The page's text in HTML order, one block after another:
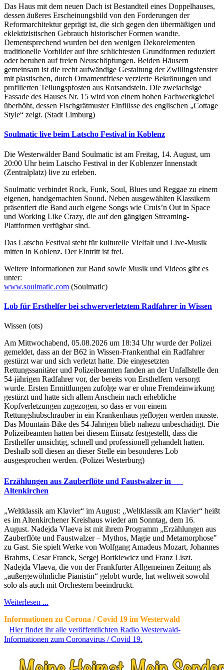
Das Haus mit dem neuen Dach ist Bestandteil eines Doppelhauses,
dessen äußeres Erscheinungsbild von den Forderungen der
Reformarchitektur geprägt ist, die sich gegen den übermäßigen und
eklektizistischen Gebrauch historischer Formen wandte.
Dementsprechend wurden bei den wenigen Dekorelementen
traditionelle Vorbilder auf ihre schlichtesten Grundformen reduziert
oder beruhen auf freien Neuschöpfungen. Beiden Häusern
gemeinsam ist die recht aufwändige Gestaltung der Zwillingsfenster
mit plastischen, durch Ornamentfriese verzierte Bekrönungen und
profilierten Teilungspfosten aus Rotsandstein. Die zweiachsige
Fassade des Hauses Nr. 15 wird von einem hohen Fachwerkgiebel
überhöht, dessen Fischgrätmuster Einflüsse des englischen „Cottage
Style“ zeigt. (Stadt Limburg)
Soulmatic live beim Latscho Festival in Koblenz
Die Westerwälder Band Soulmatic ist am Freitag, 14. August, um
20:00 Uhr beim Latscho Festival in der Koblenzer Innenstadt
(Zentralplatz) live zu erleben.
Soulmatic verbindet Rock, Funk, Soul, Blues und Reggae zu einem
eigenen, handgemachten Sound. Neben ausgewählten Klassikern
präsentiert die Band auch eigene Songs wie Cruis’n Out in Space
und Working Like Crazy, die auf den gängigen Streaming-
Plattformen verfügbar sind.
Das Latscho Festival steht für kulturelle Vielfalt und Live-Musik
mitten in Koblenz. Der Eintritt ist frei.
Weitere Informationen zur Band sowie Musik und Videos gibt es
unter:
www.soulmatic.com (Soulmatic)
Lob für Ersthelfer bei schwerverletztem Radfahrer in Wissen
Wissen (ots)
Am Mittwochabend, 05.08.2026 um 18:34 Uhr wurde der Polizei
gemeldet, dass an der B62 in Wissen-Frankenthal ein Radfahrer
gestürzt war und sich verletzt hatte. Die eingesetzten
Rettungssanitäter und Polizeibeamten fanden an der Unfallstelle den
54-jährigen Radfahrer vor, der bereits von Ersthelfern versorgt
wurde. Ersten Ermittlungen zufolge war er ohne Fremdeinwirkung
gestürzt und hatte sich allem Anschein nach erhebliche
Kopfverletzungen zugezogen, so dass er von einem
Rettungshubschrauber in ein Krankenhaus geflogen werden musste.
Das Mountain-Bike des 54-Jährigen blieb nahezu unbeschädigt. Die
Polizeibeamten hatten bei diesem Einsatz festgestellt, dass die
Ersthelfer umsichtig, schnell und professionell gehandelt hatten.
Deshalb soll diesen an dieser Stelle ein besonderes Lob
ausgesprochen werden. (Polizei Westerburg)
Erzählungen aus Zauberflöte und Faustwalzer in
Altenkirchen
„Weltklassik am Klavier“ im August: „Weltklassik am Klavier“ heißt
es im Altenkirchener Kreishaus wieder am Sonntag, dem 16.
August. Nadejda Vlaeva ist mit ihrem Programm „Erzählungen aus
Zauberflöte und Faustwalzer – Mythos, Magie und Metamorphose"
zu Gast. Sie spielt Werke von Wolfgang Amadeus Mozart, Johannes
Brahms, Cesar Franck, Sergej Bortkiewicz und Franz Liszt.
Nadejda Vlaeva, die von der Frankfurter Allgemeinen Zeitung als
„außergewöhnliche Pianistin“ gelobt wurde, hat weltweit sowohl
solo als auch mit Orchestern beeindruckt.
Weiterlesen ...
Informationen zu Corona / Covid 19 im Westerwald
Hier findet ihr alle veröffentlichten Radio Westerwald-
Informationen zum Coronavirus / Covid 19.